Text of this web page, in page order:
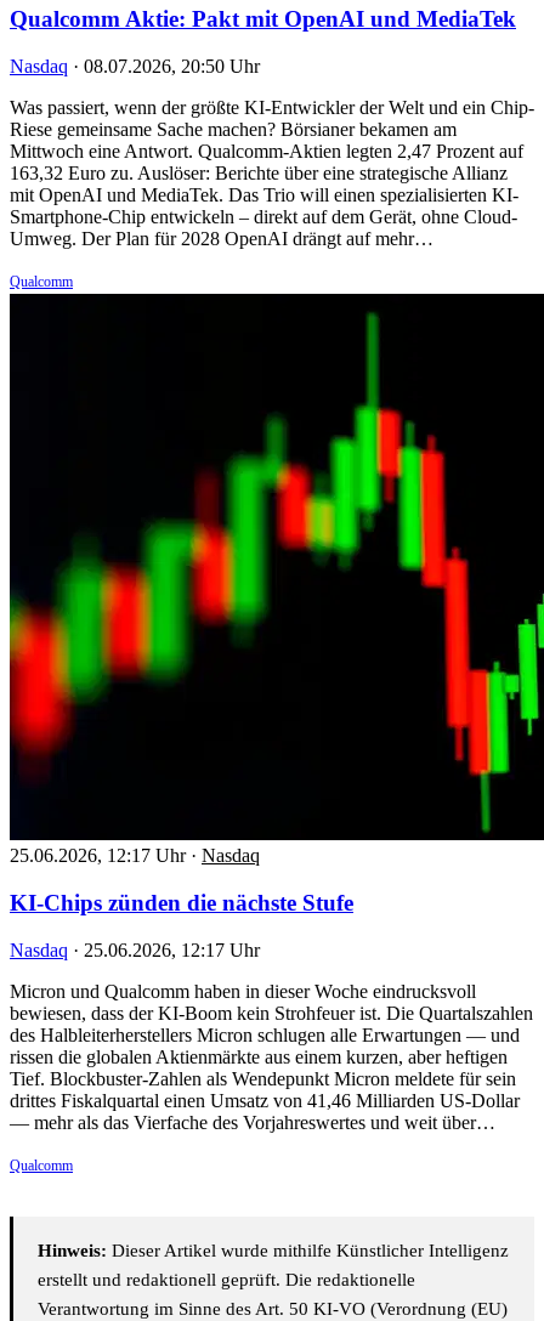
Qualcomm Aktie: Pakt mit OpenAI und MediaTek
Nasdaq · 08.07.2026, 20:50 Uhr
Was passiert, wenn der größte KI-Entwickler der Welt und ein Chip-
Riese gemeinsame Sache machen? Börsianer bekamen am
Mittwoch eine Antwort. Qualcomm-Aktien legten 2,47 Prozent auf
163,32 Euro zu. Auslöser: Berichte über eine strategische Allianz
mit OpenAI und MediaTek. Das Trio will einen spezialisierten KI-
Smartphone-Chip entwickeln – direkt auf dem Gerät, ohne Cloud-
Umweg. Der Plan für 2028 OpenAI drängt auf mehr…
Qualcomm
25.06.2026, 12:17 Uhr · Nasdaq
KI-Chips zünden die nächste Stufe
Nasdaq · 25.06.2026, 12:17 Uhr
Micron und Qualcomm haben in dieser Woche eindrucksvoll
bewiesen, dass der KI-Boom kein Strohfeuer ist. Die Quartalszahlen
des Halbleiterherstellers Micron schlugen alle Erwartungen — und
rissen die globalen Aktienmärkte aus einem kurzen, aber heftigen
Tief. Blockbuster-Zahlen als Wendepunkt Micron meldete für sein
drittes Fiskalquartal einen Umsatz von 41,46 Milliarden US-Dollar
— mehr als das Vierfache des Vorjahreswertes und weit über…
Qualcomm
Hinweis: Dieser Artikel wurde mithilfe Künstlicher Intelligenz
erstellt und redaktionell geprüft. Die redaktionelle
Verantwortung im Sinne des Art. 50 KI-VO (Verordnung (EU)